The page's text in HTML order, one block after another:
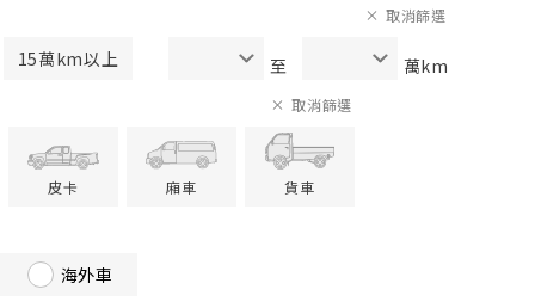
15萬km以上 至 萬km
取消篩選
皮卡 廂車 貨車
取消篩選
海外車